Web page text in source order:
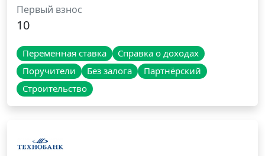
Первый взнос
10
Переменная ставка
Справка о доходах
Поручители
Без залога
Партнёрский
Строительство